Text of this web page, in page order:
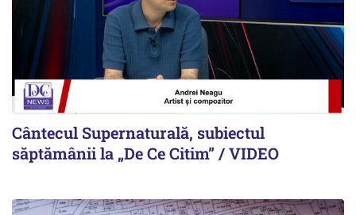
Cântecul Supernaturală, subiectul
săptămânii la „De Ce Citim” / VIDEO